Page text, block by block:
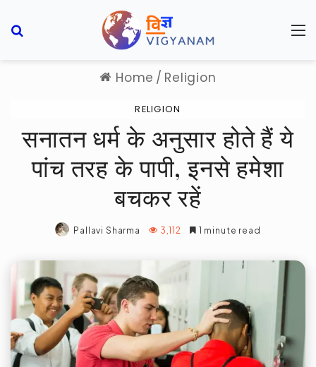
Home / Religion
RELIGION
सनातन धर्म के अनुसार होते हैं ये
पांच तरह के पापी, इनसे हमेशा
बचकर रहें
Pallavi Sharma 3,112 1 minute read